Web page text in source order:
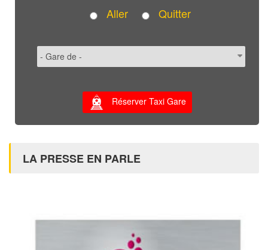
Aller Quitter
Réserver Taxi Gare
LA PRESSE EN PARLE